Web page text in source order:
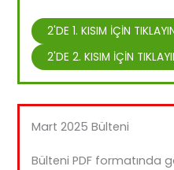
2'DE 1. KISIM İÇİN
2'DE 2. KISIM İÇİN
Mart 2025 Bülteni
Bülteni PDF formatında